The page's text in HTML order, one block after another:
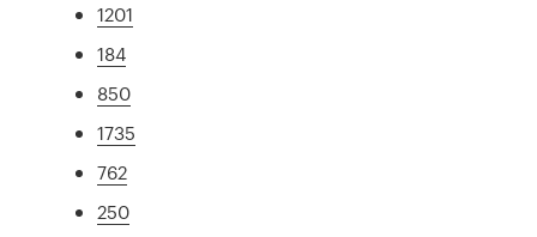
1201
184
850
1735
762
250